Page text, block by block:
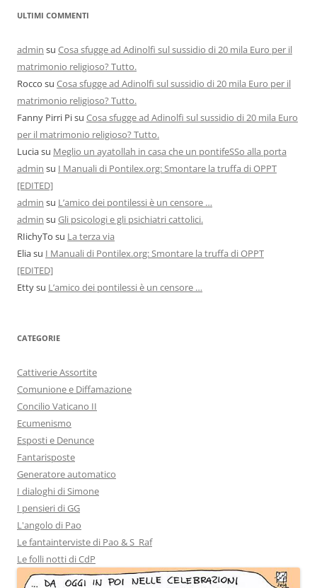
ULTIMI COMMENTI
admin su Cosa sfugge ad Adinolfi sul sussidio di 20 mila Euro per il
matrimonio religioso? Tutto.
Rocco su Cosa sfugge ad Adinolfi sul sussidio di 20 mila Euro per il
matrimonio religioso? Tutto.
Fanny Pirri Pisu Cosa sfugge ad Adinolfi sul sussidio di 20 mila Euro
per il matrimonio religioso? Tutto.
Luciasu Meglio un ayatollah in casa che un pontifeSSo alla porta
admin su I Manuali di Pontilex.org: Smontare la truffa di OPPT
[EDITED]
admin su L’amico dei pontilessi è un censore …
admin su Gli psicologi e gli psichiatri cattolici.
RIichyTo su La terza via
Eliasu I Manuali di Pontilex.org: Smontare la truffa di OPPT
[EDITED]
Ettysu L’amico dei pontilessi è un censore …
CATEGORIE
Cattiverie Assortite
Comunione e Diffamazione
Concilio Vaticano II
Ecumenismo
Esposti e Denunce
Fantarisposte
Generatore automatico
I dialoghi di Simone
I pensieri di GG
L'angolo di Pao
Le fantainterviste di Pao & S_Raf
Le folli notti di CdP